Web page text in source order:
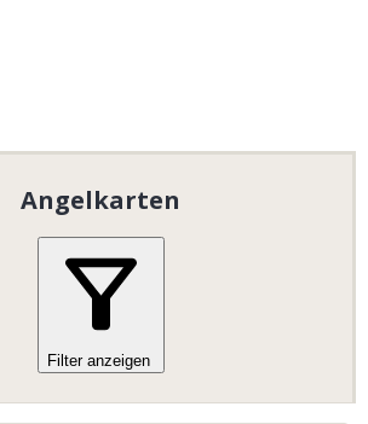
Angelkarten
Filter anzeigen